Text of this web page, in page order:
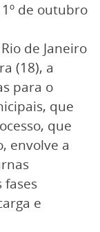
de outubro
de Janeiro
(18), a
para o
que
que
envolve a
fases
e